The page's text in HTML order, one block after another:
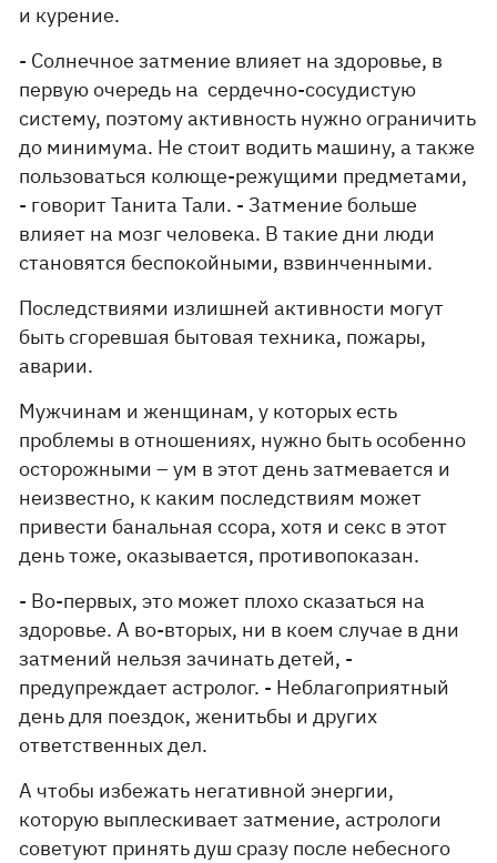
и курение.
- Солнечное затмение влияет на здоровье, в
первую очередь на сердечно-сосудистую
систему, поэтому активность нужно ограничить
до минимума. Не стоит водить машину, а также
пользоваться колюще-режущими предметами,
- говорит Танита Тали. - Затмение больше
влияет на мозг человека. В такие дни люди
становятся беспокойными, взвинченными.
Последствиями излишней активности могут
быть сгоревшая бытовая техника, пожары,
аварии.
Мужчинам и женщинам, у которых есть
проблемы в отношениях, нужно быть особенно
осторожными – ум в этот день затмевается и
неизвестно, к каким последствиям может
привести банальная ссора, хотя и секс в этот
день тоже, оказывается, противопоказан.
- Во-первых, это может плохо сказаться на
здоровье. А во-вторых, ни в коем случае в дни
затмений нельзя зачинать детей, -
предупреждает астролог. - Неблагоприятный
день для поездок, женитьбы и других
ответственных дел.
А чтобы избежать негативной энергии,
которую выплескивает затмение, астрологи
советуют принять душ сразу после небесного